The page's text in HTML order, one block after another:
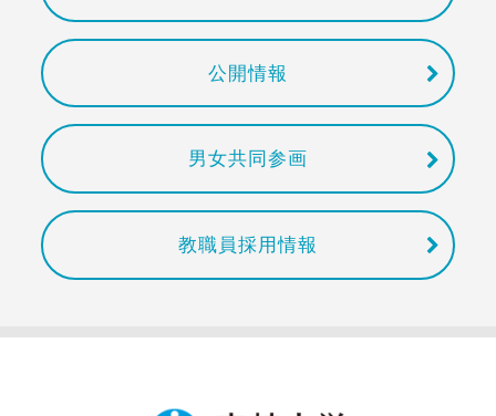
公開情報
男女共同参画
教職員採用情報